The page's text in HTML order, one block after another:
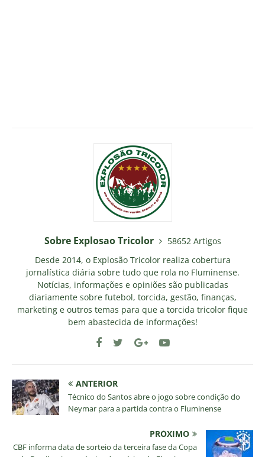
Sobre Explosao Tricolor
58652 Artigos
Desde 2014, o Explosão Tricolor realiza cobertura
jornalística diária sobre tudo que rola no Fluminense.
Notícias, informações e opiniões são publicadas
diariamente sobre futebol, torcida, gestão, finanças,
marketing e outros temas para que a torcida tricolor fique
bem abastecida de informações!
ANTERIOR
Técnico do Santos abre o jogo sobre condição do
Neymar para a partida contra o Fluminense
PRÓXIMO
CBF informa data de sorteio da terceira fase da Copa